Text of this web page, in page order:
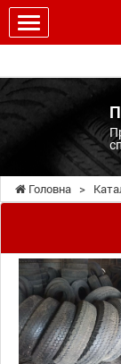
Головна >